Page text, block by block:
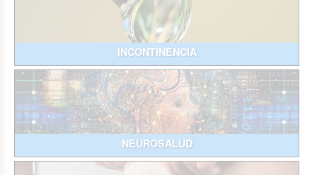
INCONTINENCIA
NEUROSALUD